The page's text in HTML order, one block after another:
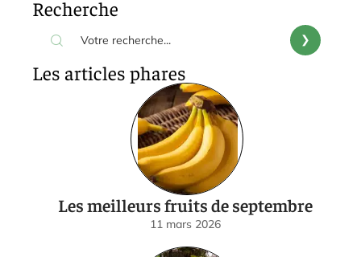
Recherche
Les articles phares
Les meilleurs fruits de septembre
11 mars 2026